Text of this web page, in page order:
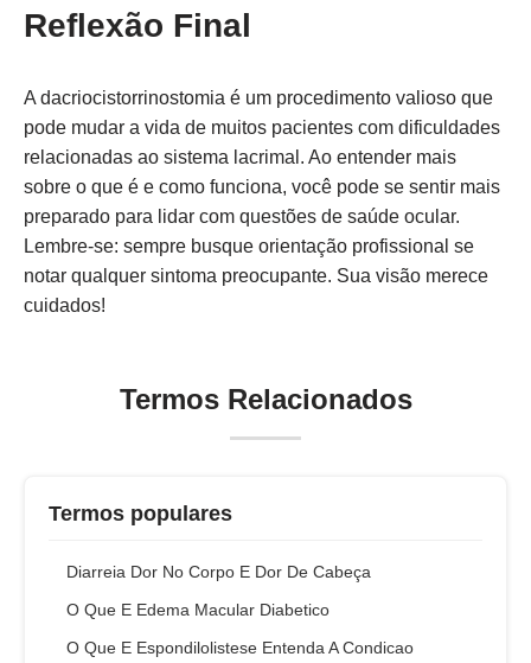
Reflexão Final
A dacriocistorrinostomia é um procedimento valioso que
pode mudar a vida de muitos pacientes com dificuldades
relacionadas ao sistema lacrimal. Ao entender mais
sobre o que é e como funciona, você pode se sentir mais
preparado para lidar com questões de saúde ocular.
Lembre-se: sempre busque orientação profissional se
notar qualquer sintoma preocupante. Sua visão merece
cuidados!
Termos Relacionados
Termos populares
Diarreia Dor No Corpo E Dor De Cabeça
O Que E Edema Macular Diabetico
O Que E Espondilolistese Entenda A Condicao